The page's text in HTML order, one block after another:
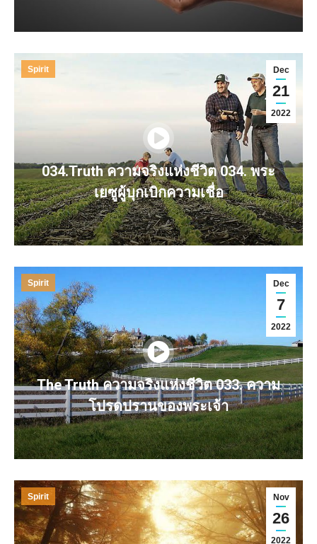
Dec
21
2022
Spirit
034.Truth ความจริงแห่งชีวิต 034. พระ
เยซูผู้บุกเบิกความเชื่อ
Dec
7
2022
Spirit
The Truth ความจริงแห่งชีวิต 033. ความ
โปรดปรานของพระเจ้า
Nov
26
2022
Spirit